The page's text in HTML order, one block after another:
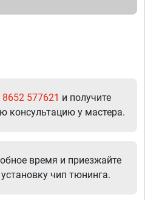
8652 577621 и получите
консультацию у мастера.
время и приезжайте
чип тюнинга.